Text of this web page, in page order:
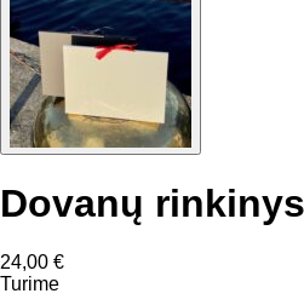
Dovanų
24,00 €
Turime